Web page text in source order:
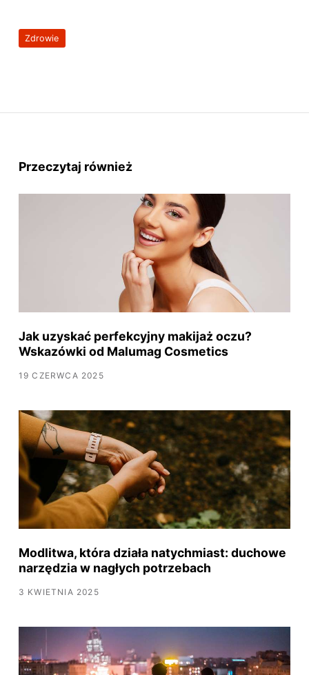
Zdrowie
Przeczytaj również
Jak uzyskać perfekcyjny makijaż oczu?
Wskazówki od Malumag Cosmetics
19 CZERWCA 2025
Modlitwa, która działa natychmiast: duchowe
narzędzia w nagłych potrzebach
3 KWIETNIA 2025